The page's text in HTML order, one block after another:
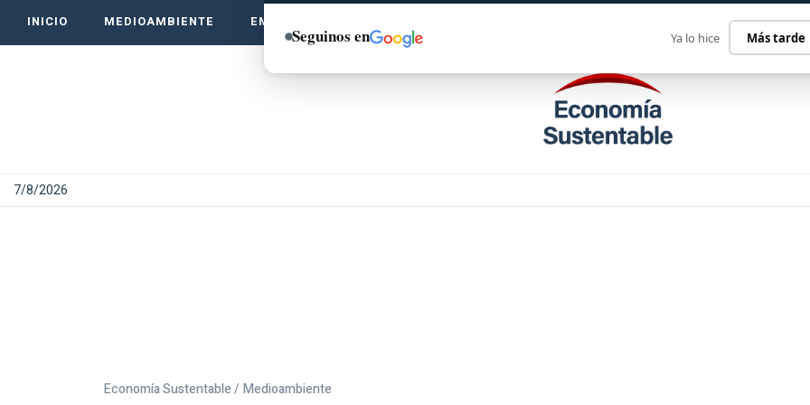
INICIO MEDIOAMBIENTE EMPRENDE VERDE
7/8/2026
Economía Sustentable / Medioambiente
Seguinos en Ya lo hice Más tarde